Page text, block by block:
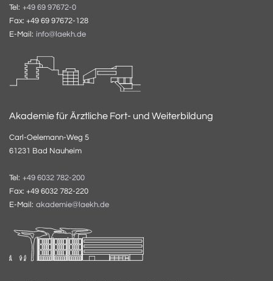
Tel: +49 69 97672-0
Fax: +49 69 97672-128
E-Mail: info@laekh.de
Akademie für Ärztliche Fort- und Weiterbildung
Carl-Oelemann-Weg 5
61231 Bad Nauheim
Tel: +49 6032 782-200
Fax: +49 6032 782-220
E-Mail: akademie@laekh.de